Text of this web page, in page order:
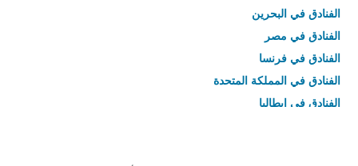
الفنادق في البحرين
الفنادق في مصر
الفنادق في فرنسا
الفنادق في المملكة المتحدة
الفنادق في إيطاليا